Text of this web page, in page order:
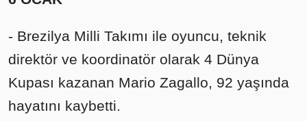
- Brezilya Milli Takımı ile oyuncu, teknik
direktör ve koordinatör olarak 4 Dünya
Kupası kazanan Mario Zagallo, 92 yaşında
hayatını kaybetti.